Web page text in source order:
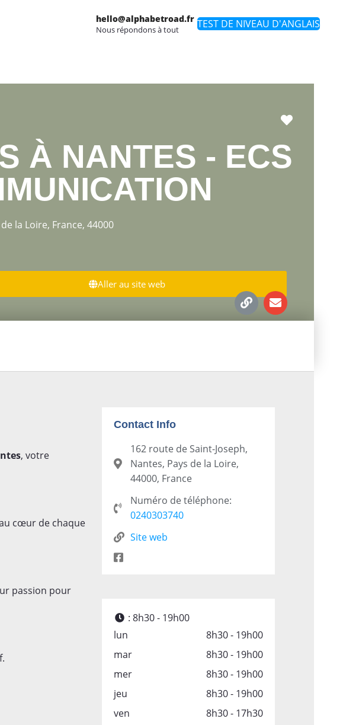
hello@alphabetroad.fr
Nous répondons à tout TEST DE NIVEAU D'ANGLAIS
Favori
À NANTES - ECS
la Loire, France, 44000
Aller au site web
, votre
cœur de chaque
passion pour
Contact Info
162 route de Saint-Joseph,
Nantes, Pays de la Loire,
44000, France
Numéro de téléphone:
0240303740
Site web
: 8h30 - 19h00
lun
8h30 - 19h00
mar
8h30 - 19h00
mer
8h30 - 19h00
jeu
8h30 - 19h00
ven
8h30 - 17h30